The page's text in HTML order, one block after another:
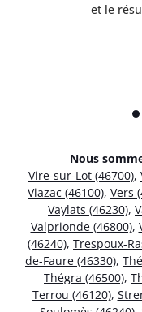
et le
Nous
Vire-sur-Lot (46700),
Viazac (46100), Vers
Vaylats (46230),
Valprionde (46800),
(46240), Trespoux-
de-Faure (46330),
Thégra (46500),
Terrou (46120),